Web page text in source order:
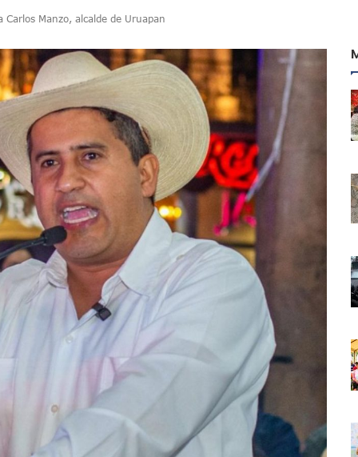
Promesa De Campaña E Inaugura Calle Margarita
Será Visible Este Fenómeno?
“cajos” Durante Su Cruce Por Vialidades De Nuevo Nayarit
En Ocupación Hotelera En Mayo, Junio Y Julio
Tras Viajar A Puerto Vallarta Por Una Oferta De Trabajo
Puerto Vallarta Ante La Virgen De Guadalupe
Nacional Para Sembrar 6.6 Millones De Árboles
De Un Menor De 13 Años En Puerto Vallarta
Las Principales Causas De Enfermedad En Jalisco
Cultura En Mascota Con Nuevo Auditorio
Los Archivos Municipales En Puerto Vallarta
Combate Al CJNG Con Nuevos Cargos Y Objetivos Prioritarios
Márquez, Desaparecido En Puerto Vallarta
Legal De Las Descargas Residuales Al Mar
Ambiental Por Incendios Históricos
De Tritones Vallarta; Será Financiado Por Privados
En Puerto Vallarta, ¿para Quiénes Aplica Y Cómo Tramitarlas?
Explosión De Una Pipa En Tlaquepaque (VIDEO)
De La Cuarta Transformación A Puerto Vallarta Y Tomatlán
Manzo, alcalde de Uruapan